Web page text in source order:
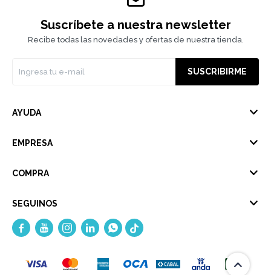
Suscríbete a nuestra newsletter
Recibe todas las novedades y ofertas de nuestra tienda.
SUSCRIBIRME
AYUDA
EMPRESA
COMPRA
SEGUINOS
    